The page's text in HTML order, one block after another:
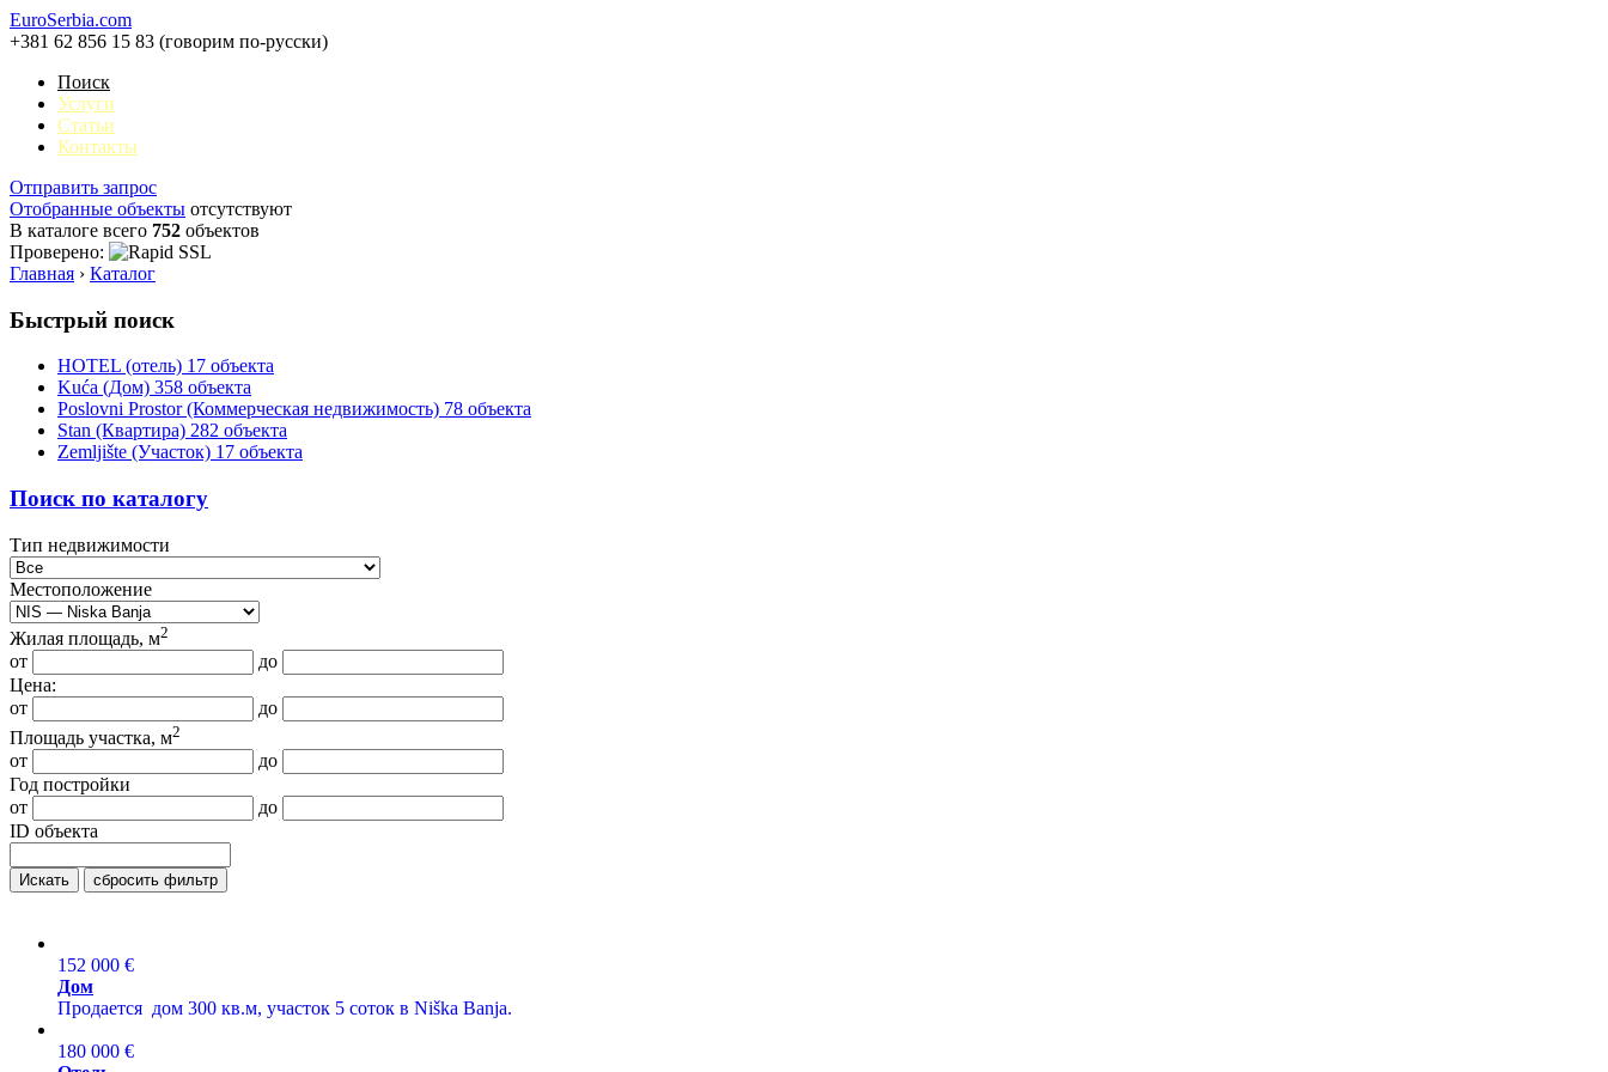
EuroSerbia.com
+381 62 856 15 83 (говорим по-русски)
Поиск
Услуги
Статьи
Контакты
Отправить запрос
Отобранные объекты отсутствуют
В каталоге всего 752 объектов
Проверено:
Главная › Каталог
Быстрый поиск
HOTEL (отель) 17 объекта
Kuća (Дом) 358 объекта
Poslovni Prostor (Коммерческая недвижимость) 78 объекта
Stan (Квартира) 282 объекта
Zemljište (Участок) 17 объекта
Поиск по каталогу
Тип недвижимости
Местоположение
Жилая площадь, м2
от
до
Цена:
от
до
Площадь участка, м2
от
до
Год постройки
от
до
ID объекта
Искать сбросить фильтр
152 000 €
Дом
Продается дом 300 кв.м, участок 5 соток в Niška Banja.
180 000 €